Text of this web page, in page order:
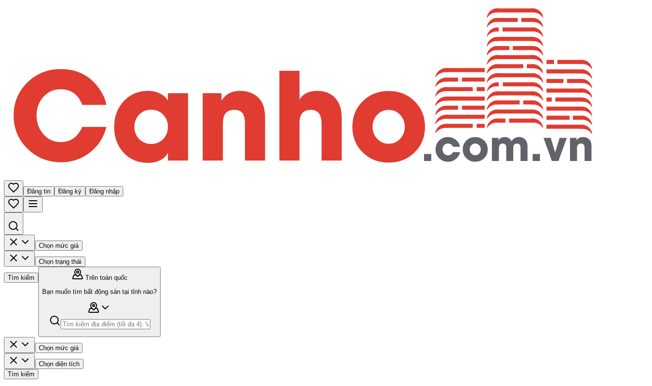
Đăng tin Đăng ký Đăng nhập
Chọn mức giá
Chọn trạng thái
Tìm kiếm
Trên toàn quốc
Bạn muốn tìm bất động sản tại tỉnh nào?
Chọn mức giá
Chọn diện tích
Tìm kiếm